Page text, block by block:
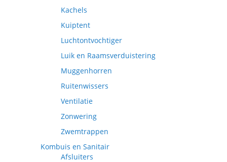
Kachels
Kuiptent
Luchtontvochtiger
Luik en Raamsverduistering
Muggenhorren
Ruitenwissers
Ventilatie
Zonwering
Zwemtrappen
Kombuis en Sanitair
Afsluiters